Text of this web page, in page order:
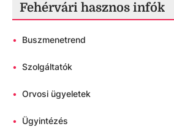
Fehérvári hasznos infók
• Buszmenetrend
• Szolgáltatók
• Orvosi ügyeletek
• Ügyintézés